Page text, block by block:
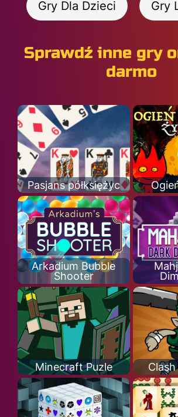
Gry Dla Dzieci Gry
Sprawdź inne gry
darmo
Pasjans półksiężyc
Arkadium Bubble
Shooter
Minecraft Puzle